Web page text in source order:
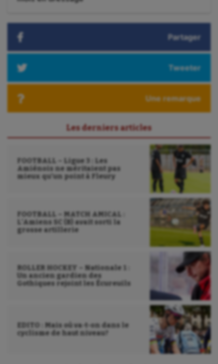
suivant
Partager
Tweeter
Une remarque
Les derniers articles
FOOTBALL – Ligue 3 : Les
Amiénois ne méritaient pas
mieux qu’un point à Fleury
FOOTBALL – MATCH AMICAL :
L’Amiens SC (B) avait sorti la
grosse artillerie
ROLLER HOCKEY – Nationale 1 :
Un ancien gardien des
Gothiques rejoint les Écureuils
EDITO : Mais où va-t-on dans le
cyclisme de haut niveau?